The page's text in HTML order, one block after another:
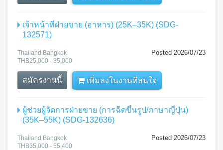
เจ้าหน้าที่ฝ่ายขาย (อาหาร) (25K–35K) (SDG-
132571)
Posted 2026/07/23
Thailand Bangkok
THB25,000 - 35,000
สมัครงานนี้ เพิ่มลงในงานที่สนใจ
ผู้ช่วยผู้จัดการฝ่ายขาย (การฉีดขึ้นรูป/ภาษาญี่ปุ่น)
(35K–55K) (SDG-132636)
Posted 2026/07/23
Thailand Bangkok
THB35,000 - 55,400